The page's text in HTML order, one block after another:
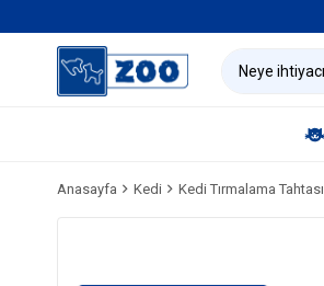
Anasayfa Kedi Kedi Tırmalama Tahtası